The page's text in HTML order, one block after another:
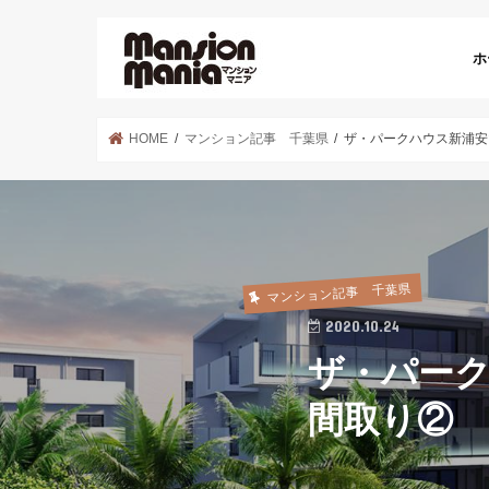
HOME マンション記事 千葉県 ザ・パークハウス新浦
マンション記事 千葉県
2020.10.24
ザ・パー
間取り②